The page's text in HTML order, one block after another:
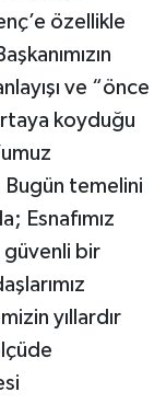
özellikle
ve “önce
koyduğu
temelini
Esnafımız
güvenli bir
yıllardır